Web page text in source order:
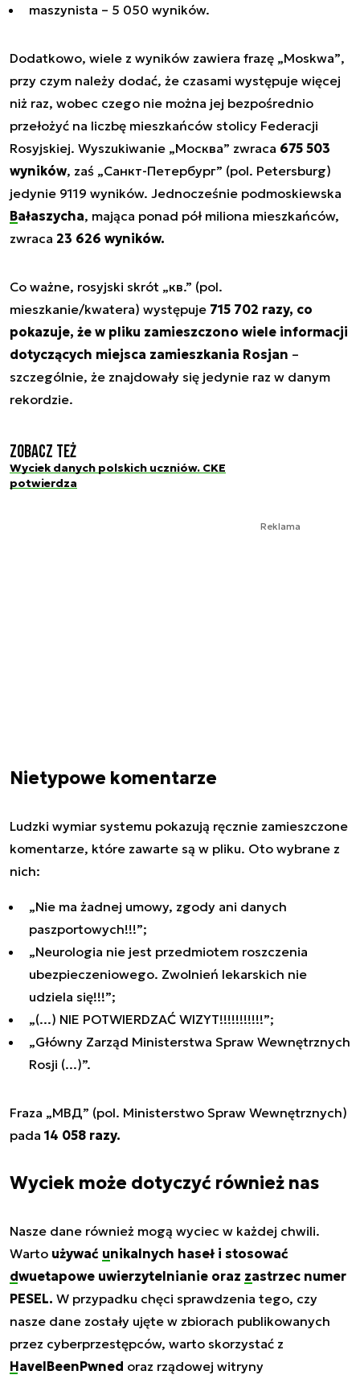
maszynista – 5 050 wyników.
Dodatkowo, wiele z wyników zawiera frazę „Moskwa”,
przy czym należy dodać, że czasami występuje więcej
niż raz, wobec czego nie można jej bezpośrednio
przełożyć na liczbę mieszkańców stolicy Federacji
Rosyjskiej. Wyszukiwanie „Москва” zwraca 675 503
wyników, zaś „Санкт-Петербург” (pol. Petersburg)
jedynie 9119 wyników. Jednocześnie podmoskiewska
Bałaszycha, mająca ponad pół miliona mieszkańców,
zwraca 23 626 wyników.
Co ważne, rosyjski skrót „кв.” (pol.
mieszkanie/kwatera) występuje 715 702 razy, co
pokazuje, że w pliku zamieszczono wiele informacji
dotyczących miejsca zamieszkania Rosjan –
szczególnie, że znajdowały się jedynie raz w danym
rekordzie.
Zobacz też
Wyciek danych polskich uczniów. CKE
potwierdza
Reklama
Nietypowe komentarze
Ludzki wymiar systemu pokazują ręcznie zamieszczone
komentarze, które zawarte są w pliku. Oto wybrane z
nich:
„Nie ma żadnej umowy, zgody ani danych
paszportowych!!!”;
„Neurologia nie jest przedmiotem roszczenia
ubezpieczeniowego. Zwolnień lekarskich nie
udziela się!!!”;
„(...) NIE POTWIERDZAĆ WIZYT!!!!!!!!!!!”;
„Główny Zarząd Ministerstwa Spraw Wewnętrznych
Rosji (...)”.
Fraza „МВД” (pol. Ministerstwo Spraw Wewnętrznych)
pada 14 058 razy.
Wyciek może dotyczyć również nas
Nasze dane również mogą wyciec w każdej chwili.
Warto używać unikalnych hasełi stosować
dwuetapowe uwierzytelnianie oraz zastrzec numer
PESEL. W przypadku chęci sprawdzenia tego, czy
nasze dane zostały ujęte w zbiorach publikowanych
przez cyberprzestępców, warto skorzystać z
HaveIBeenPwned oraz rządowej witryny